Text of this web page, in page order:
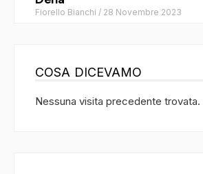
Fiorello Bianchi / 28 Novembre 2023
COSA DICEVAMO
Nessuna visita precedente trovata.